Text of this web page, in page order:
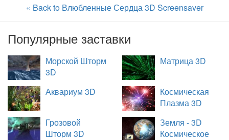
« Back to Влюбленные Сердца 3D Screensaver
Популярные заставки
Морской Шторм
3D
Матрица 3D
Аквариум 3D
Космическая
Плазма 3D
Грозовой
Шторм 3D
Земля - 3D
Космическое